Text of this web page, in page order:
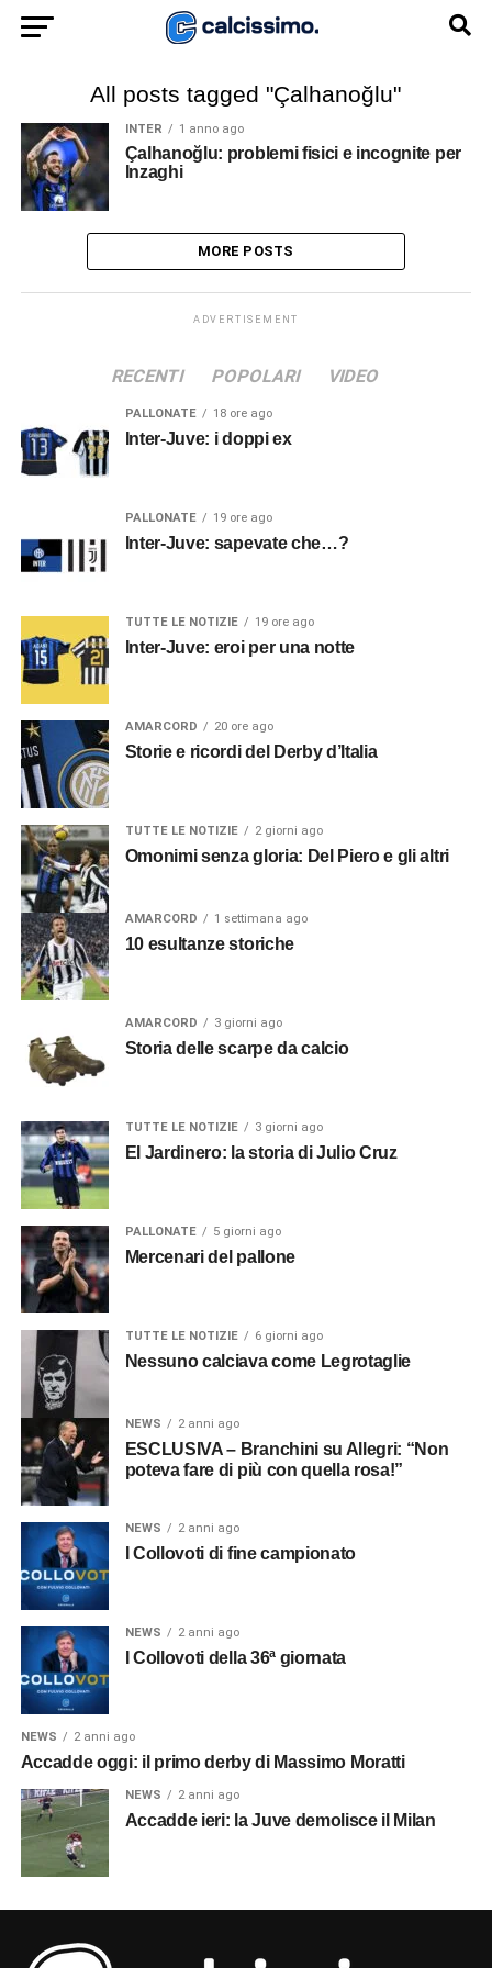
All posts tagged "Çalhanoğlu"
INTER 1 anno ago
Çalhanoğlu: problemi fisici e incognite per
Inzaghi
MORE POSTS
ADVERTISEMENT
RECENTI POPOLARI VIDEO
PALLONATE 18 ore ago
Inter-Juve: i doppi ex
PALLONATE 19 ore ago
Inter-Juve: sapevate che…?
TUTTE LE NOTIZIE 19 ore ago
Inter-Juve: eroi per una notte
AMARCORD 20 ore ago
Storie e ricordi del Derby d’Italia
TUTTE LE NOTIZIE 2 giorni ago
Omonimi senza gloria: Del Piero e gli altri
AMARCORD 1 settimana ago
10 esultanze storiche
AMARCORD 3 giorni ago
Storia delle scarpe da calcio
TUTTE LE NOTIZIE 3 giorni ago
El Jardinero: la storia di Julio Cruz
PALLONATE 5 giorni ago
Mercenari del pallone
TUTTE LE NOTIZIE 6 giorni ago
Nessuno calciava come Legrotaglie
NEWS 2 anni ago
ESCLUSIVA – Branchini su Allegri: “Non
poteva fare di più con quella rosa!”
NEWS 2 anni ago
I Collovoti di fine campionato
NEWS 2 anni ago
I Collovoti della 36ª giornata
NEWS 2 anni ago
Accadde oggi: il primo derby di Massimo Moratti
NEWS 2 anni ago
Accadde ieri: la Juve demolisce il Milan